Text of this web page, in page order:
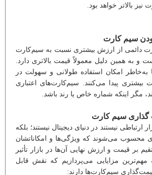
بالاتر خواهد بود.
سیم کارت
دائمی از ارزش بیشتری نسبت به سیم‌کارت
و به همین دلیل معمولاً قیمت بالاتری دارد.
به‌خاطر امکان استفاده طولانی و سهولت در
بیشتری پیدا می‌کنند. سیم‌کارت‌های اعتباری
مگر اینکه شماره خاص یا رند باشد.
گذاری سیم کارت
ارتباطی نیستند در دنیای دیجیتال نیستند؛ بلکه
محسوب می‌شوند که ویژگی‌ها و امکاناتشان
بر قیمت و ارزش نهایی آن‌ها در بازار تأثیر
مهم‌ترین مزایایی می‌پردازیم که نقش قابل
سیم‌کارت‌ها دارند: